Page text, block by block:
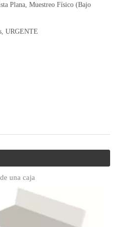
Plana, Muestreo Físico (Bajo
URGENTE
una caja